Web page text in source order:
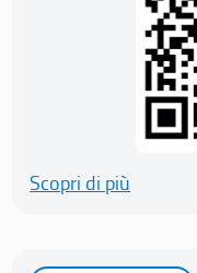
Scopri di più